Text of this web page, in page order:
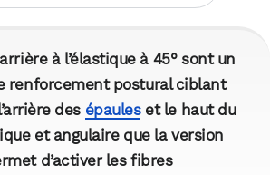
à l’élastique à 45° sont un
renforcement postural ciblant
des épauleset le haut du
et angulaire que la version
d’activer les fibres